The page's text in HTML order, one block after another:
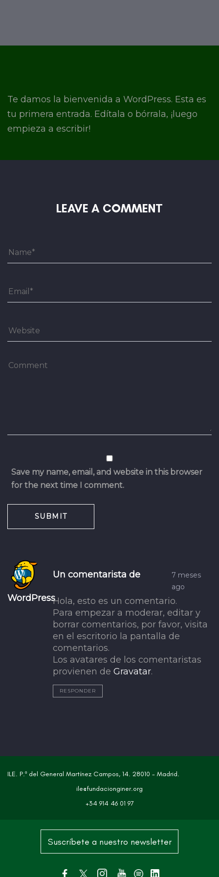
Te damos la bienvenida a WordPress. Esta es
tu primera entrada. Edítala o bórrala, ¡luego
empieza a escribir!
LEAVE A COMMENT
Save my name, email, and website in this browser
for the next time I comment.
Post
comment
Un comentarista de
WordPress
7 meses
ago
Hola, esto es un comentario.
Para empezar a moderar, editar y
borrar comentarios, por favor, visita
en el escritorio la pantalla de
comentarios.
Los avatares de los comentaristas
provienen de Gravatar.
RESPONDER
ILE. P.º del General Martínez Campos, 14. 28010 - Madrid.
ile@fundacionginer.org
+34 914 46 01 97
Suscríbete a nuestro newsletter